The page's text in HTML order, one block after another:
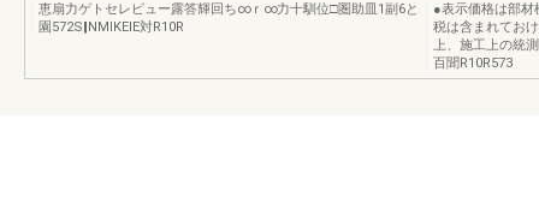
恵扇力ゲトセレビュー露答輝回ち∞ｒ∞力十馴位□圏助皿1副6と
園572S‖NMIKElE対R10R
●表示価格は部材
税は含まれてお
上、施工上の統
百聞R10R573